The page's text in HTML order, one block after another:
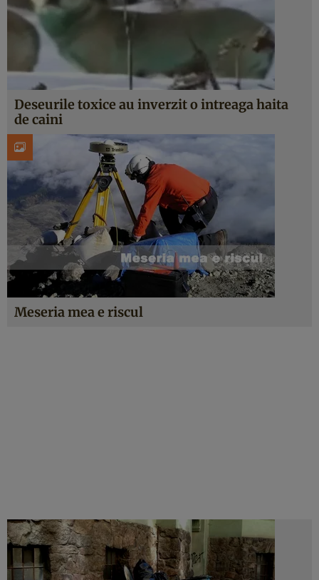
Deseurile toxice au inverzit o intreaga haita
de caini
Meseria mea e riscul